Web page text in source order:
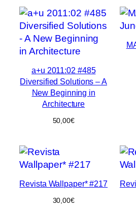
a+u 2011:02 #485
Diversified Solutions – A
New Beginning in
Architecture
50,00€
Revista Wallpaper* #217
30,00€